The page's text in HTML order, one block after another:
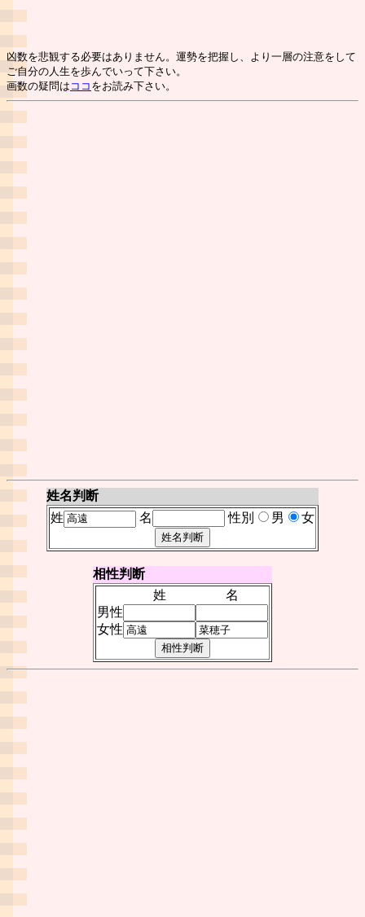
凶数を悲観する必要はありません。運勢を把握し、より一層の注意をして
ご自分の人生を歩んでいって下さい。
画数の疑問は ココ をお読み下さい。
姓名判断
姓
名 性別 男 女
相性判断
姓
名
男性
女性